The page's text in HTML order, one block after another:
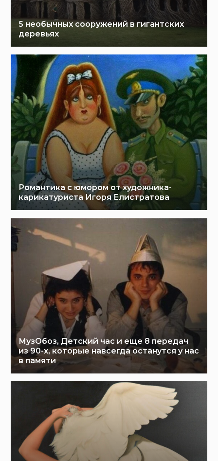
5 необычных сооружений в гигантских
деревьях
Романтика с юмором от художника-
карикатуриста Игоря Елистратова
МузОбоз, Детский час и еще 8 передач
из 90-х, которые навсегда останутся у нас
в памяти